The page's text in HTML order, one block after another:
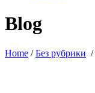
Blog
Home /Без рубрики /